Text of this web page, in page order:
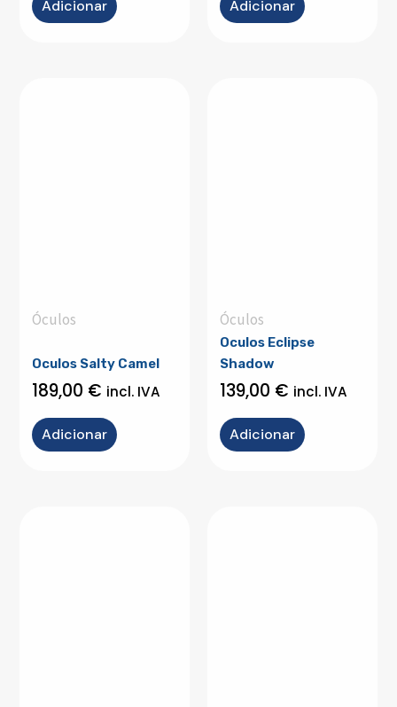
Adicionar Adicionar
Óculos
Oculos Salty Camel
189,00 € incl. IVA
Adicionar
Óculos
Oculos Eclipse
Shadow
139,00 € incl. IVA
Adicionar